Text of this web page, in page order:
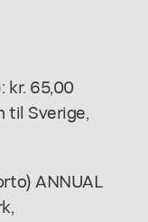
kr. 65,00
til Sverige,
ANNUAL